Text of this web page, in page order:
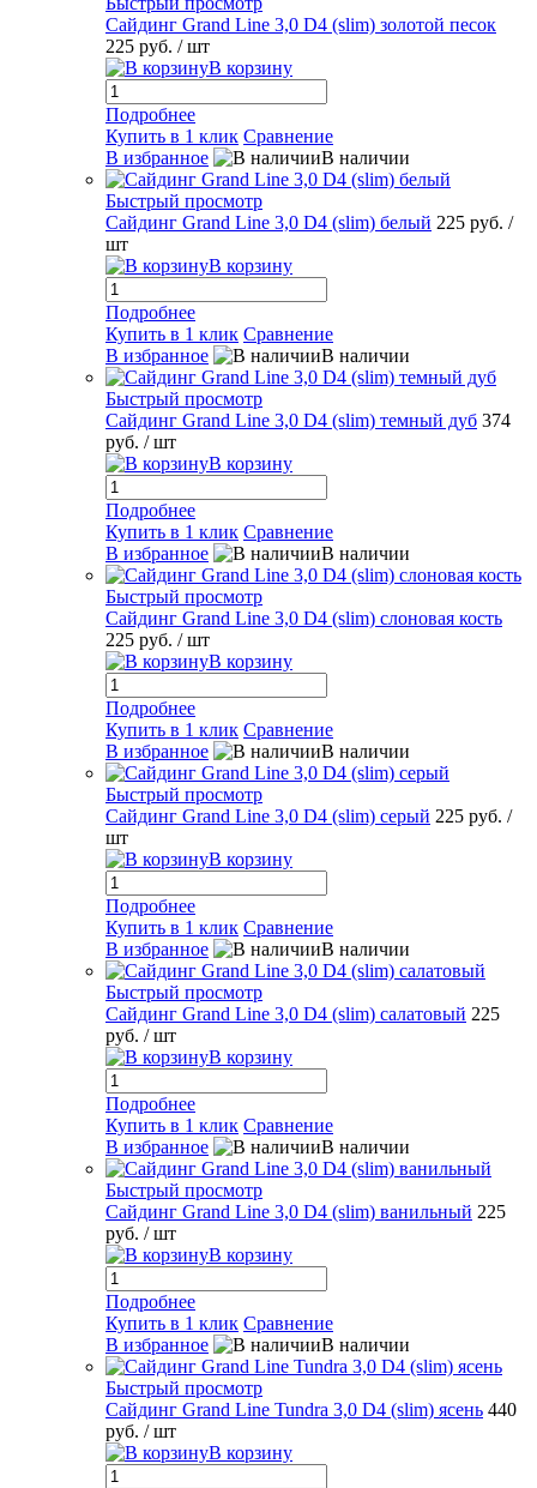
Сайдинг Grand Line 3,0 D4 (slim) золотой песок
225 руб. / шт
В корзину
Подробнее
Купить в 1 клик Сравнение
В избранное
В наличии
Быстрый просмотр
Сайдинг Grand Line 3,0 D4 (slim) белый 225 руб. /
шт
В корзину
Подробнее
Купить в 1 клик Сравнение
В избранное
В наличии
Быстрый просмотр
Сайдинг Grand Line 3,0 D4 (slim) темный дуб 374
руб. / шт
В корзину
Подробнее
Купить в 1 клик Сравнение
В избранное
В наличии
Быстрый просмотр
Сайдинг Grand Line 3,0 D4 (slim) слоновая кость
225 руб. / шт
В корзину
Подробнее
Купить в 1 клик Сравнение
В избранное
В наличии
Быстрый просмотр
Сайдинг Grand Line 3,0 D4 (slim) серый 225 руб. /
шт
В корзину
Подробнее
Купить в 1 клик Сравнение
В избранное
В наличии
Быстрый просмотр
Сайдинг Grand Line 3,0 D4 (slim) салатовый 225
руб. / шт
В корзину
Подробнее
Купить в 1 клик Сравнение
В избранное
В наличии
Быстрый просмотр
Сайдинг Grand Line 3,0 D4 (slim) ванильный 225
руб. / шт
В корзину
Подробнее
Купить в 1 клик Сравнение
В избранное
В наличии
Быстрый просмотр
Сайдинг Grand Line Tundra 3,0 D4 (slim) ясень 440
руб. / шт
В корзину